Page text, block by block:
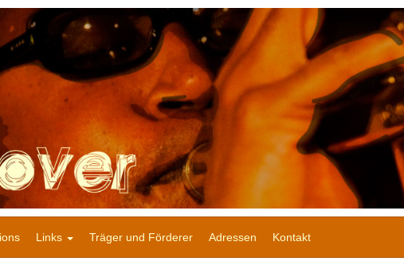
Links Träger und Förderer Adressen Kontakt